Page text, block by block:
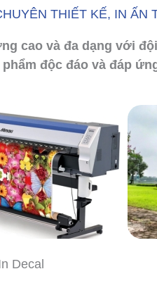
THIẾT KẾ, IN ẤN
cao và đa dạng với
độc đáo và đáp
Decal